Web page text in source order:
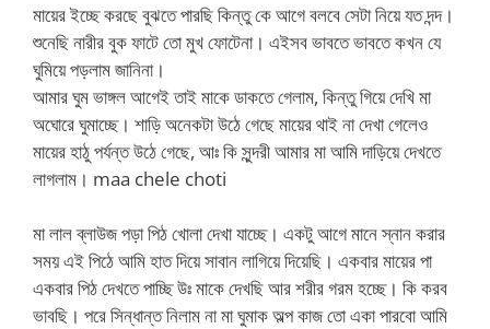
মায়ের ইচ্ছে করছে বুঝতে পারছি কিন্তু কে আগে বলবে সেটা নিয়ে যত দন্দ।
শুনেছি নারীর বুক ফাটে তো মুখ ফোটেনা। এইসব ভাবতে ভাবতে কখন যে
ঘুমিয়ে পড়লাম জানিনা।
আমার ঘুম ভাঙ্গল আগেই তাই মাকে ডাকতে গেলাম, কিন্তু গিয়ে দেখি মা
অঘোরে ঘুমাচ্ছে। শাড়ি অনেকটা উঠে গেছে মায়ের থাই না দেখা গেলেও
মায়ের হাঠু পর্যন্ত উঠে গেছে, আঃ কি সুন্দরী আমার মা আমি দাড়িয়ে দেখতে
লাগলাম। maa chele choti
মা লাল ব্লাউজ পড়া পিঠ খোলা দেখা যাচ্ছে। একটু আগে মানে স্নান করার
সময় এই পিঠে আমি হাত দিয়ে সাবান লাগিয়ে দিয়েছি। একবার মায়ের পা
একবার পিঠ দেখতে পাচ্ছি উঃ মাকে দেখছি আর শরীর গরম হচ্ছে। কি করব
ভাবছি। পরে সিন্ধান্ত নিলাম না মা ঘুমাক অল্প কাজ তো একা পারবো আমি